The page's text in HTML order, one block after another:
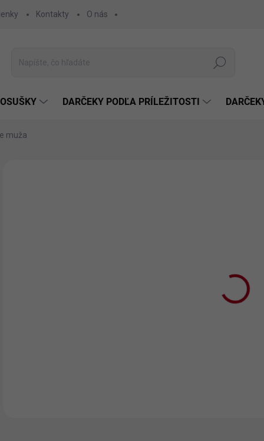
Kontakty O nás
Hľadať
DARČEKY PODĽA PRÍLEŽITOSTI
muža